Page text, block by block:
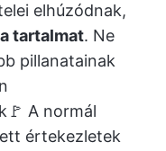
elhúzódnak,
tartalmat. Ne
pillanatainak
A normál
értekezletek